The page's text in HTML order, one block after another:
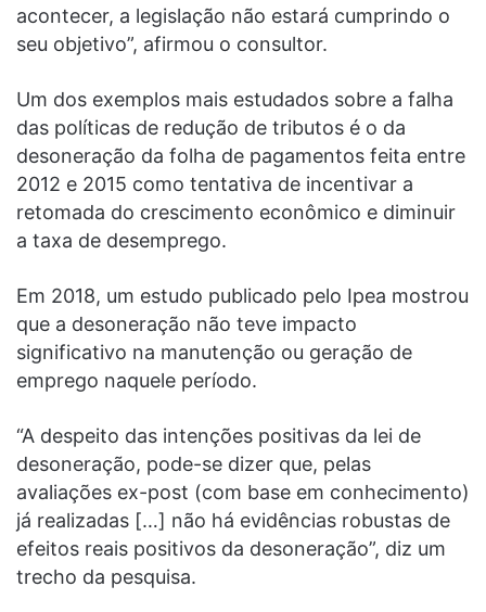
acontecer, a legislação não estará cumprindo o
seu objetivo”, afirmou o consultor.
Um dos exemplos mais estudados sobre a falha
das políticas de redução de tributos é o da
desoneração da folha de pagamentos feita entre
2012 e 2015 como tentativa de incentivar a
retomada do crescimento econômico e diminuir
a taxa de desemprego.
Em 2018, um estudo publicado pelo Ipea mostrou
que a desoneração não teve impacto
significativo na manutenção ou geração de
emprego naquele período.
“A despeito das intenções positivas da lei de
desoneração, pode-se dizer que, pelas
avaliações ex-post (com base em conhecimento)
já realizadas […] não há evidências robustas de
efeitos reais positivos da desoneração”, diz um
trecho da pesquisa.